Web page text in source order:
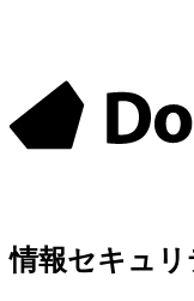
情報セキュ